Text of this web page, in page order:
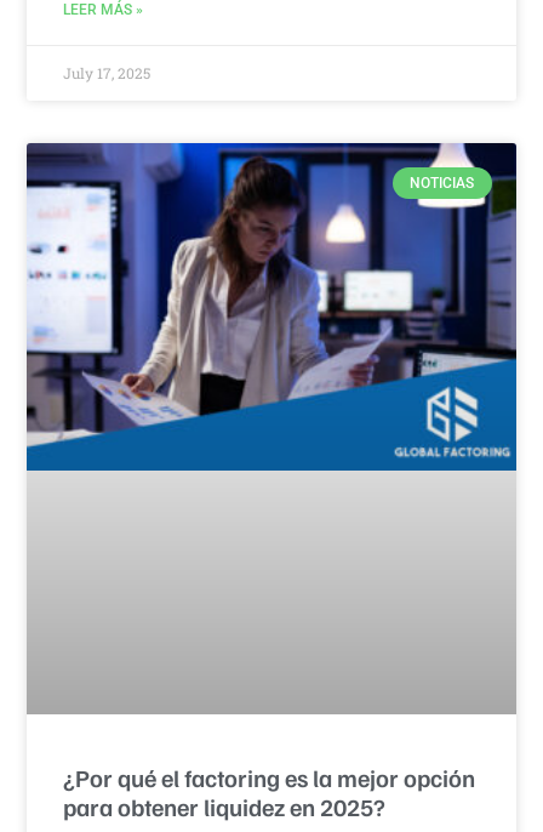
LEER MÁS »
July 17, 2025
NOTICIAS
¿Por qué el factoring es la mejor opción
para obtener liquidez en 2025?